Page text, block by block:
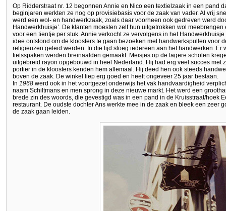
Op Ridderstraat nr. 12 begonnen Annie en Nico een textielzaak in een pand
beginjaren werkten ze nog op provisiebasis voor de zaak van vader. Al vrij
werd een wol- en handwerkzaak, zoals daar voorheen ook gedreven werd
Handwerkhuisje’. De klanten moesten zelf hun uitgetrokken wol
voor een tientje per stuk. Annie verkocht ze vervolgens in het
idee ontstond om de kloosters te gaan bezoeken met handwerkspullen voor
religieuzen geleid werden. In die tijd sloeg iedereen aan het handwerken. Er
fietsspaken werden breinaalden gemaakt. Meisjes op de lagere scholen
uitgebreid rayon opgebouwd in heel Nederland. Hij had erg veel succes met
portier in de kloosters kenden hem allemaal. Hij deed hen ook steeds
boven de zaak. De winkel liep erg goed en heeft ongeveer 25 jaar bestaan.
In 1968 werd ook in het voortgezet onderwijs het vak handvaardigheid
naam Schiltmans en men sprong in deze nieuwe markt. Het werd een
brede zin des woords, die gevestigd was in een pand in de Kruisstraat/hoek
restaurant. De oudste dochter Ans werkte mee in de zaak en bleek een zeer
de zaak gaan leiden.